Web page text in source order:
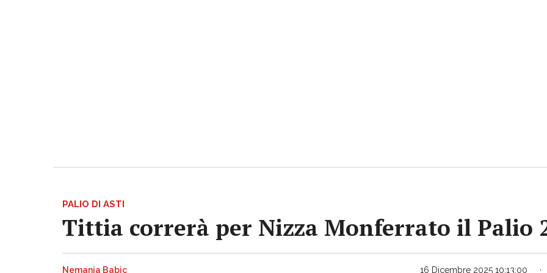
PALIO DI ASTI
Tittia correrà per Nizza Monferrato il Palio
Nemanja Babic 16 Dicembre 2025 10:13:00